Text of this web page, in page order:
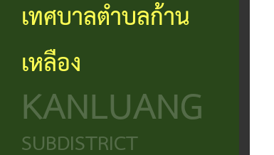
ความ
เป็นมา
ข้อมูล
พื้น
บริการ
ประชาชน
ศูนย์ช่วย
เทศบาล
โครงสร้าง
นิติบัญญัติ
โครงสร้าง
และ
แผน
งาน
ติดต่อ
แจ้ง
ความ
เดือด
ร้อน
เทศบาลตำบลก้าน
เหลือง
KANLUANG
SUBDISTRICT